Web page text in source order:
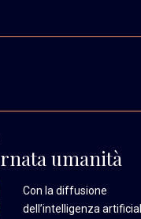
umanità
Con la diffusione
dell’intelligenza